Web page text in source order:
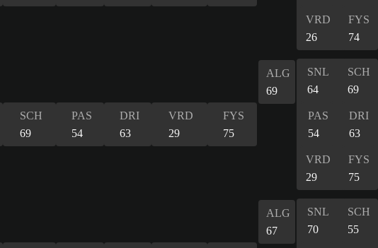
VRD
26
FYS
74
SCH
69
PAS
54
DRI
63
VRD
29
FYS
75
ALG
69
SNL
64
SCH
69
PAS
54
DRI
63
VRD
29
FYS
75
ALG
67
SNL
70
SCH
55